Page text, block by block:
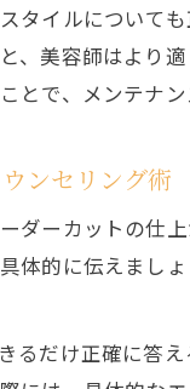
タイルについて
、美容師はより
とで、メンテナ
ンセリング術
ダーカットの仕
体的に伝えまし
るだけ正確に答